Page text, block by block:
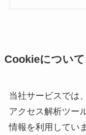
Cookieについて
当社サービスでは
アクセス解析ツー
情報を利用してい